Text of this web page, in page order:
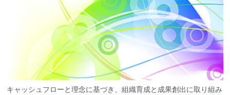
キャッシュフローと理念に基づき、組織育成と成果創出に取り組み